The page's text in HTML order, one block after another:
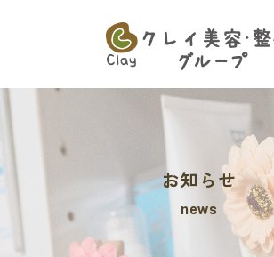
お知らせ
news